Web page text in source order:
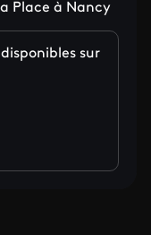
Place à Nancy
sur